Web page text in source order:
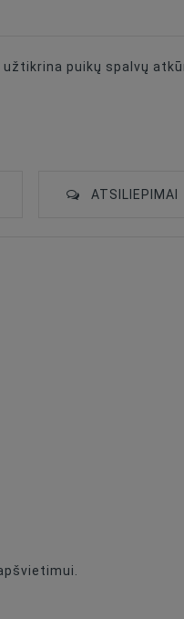
puikų spalvų
ATSILIEPIMAI